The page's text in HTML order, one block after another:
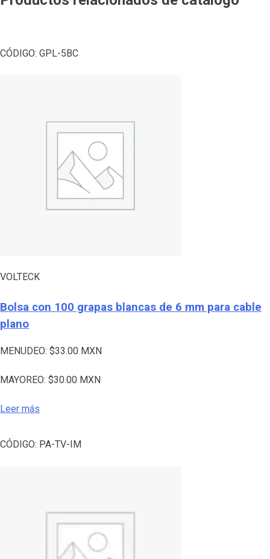
CÓDIGO: GPL-5BC
VOLTECK
Bolsa con 100 grapas blancas de 6 mm para cable
plano
MENUDEO: $33.00 MXN
MAYOREO: $30.00 MXN
Leer más
CÓDIGO: PA-TV-IM